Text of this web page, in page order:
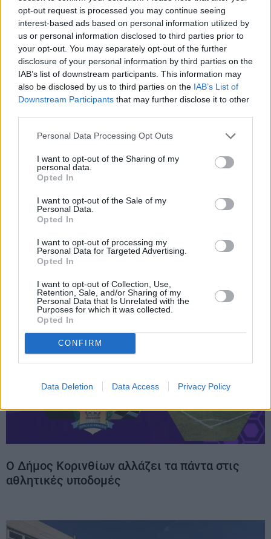
opt-out request is processed you may continue seeing
interest-based ads based on personal information utilized by
us or personal information disclosed to third parties prior to
your opt-out. You may separately opt-out of the further
disclosure of your personal information by third parties on the
IAB’s list of downstream participants. This information may
also be disclosed by us to third parties on the IAB’s List of
Downstream Participants that may further disclose it to other
Personal Data Processing Opt Outs
I want to opt-out of the Sharing of my
personal data.
Opted In
I want to opt-out of the Sale of my
Personal Data.
Opted In
I want to opt-out of processing my
Personal Data for Targeted Advertising.
Opted In
I want to opt-out of Collection, Use,
Retention, Sale, and/or Sharing of my
Personal Data that Is Unrelated with the
Purposes for which it was collected.
Opted In
CONFIRM
Data Deletion Data Access Privacy Policy
Ο Δήμος Κορινθίων αλλάζει τα πάντα στις
αθλητικές υποδομές